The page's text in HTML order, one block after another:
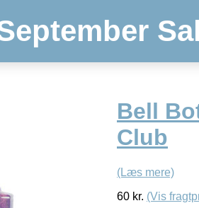
Bell
Club
(Læs mere)
60 kr. (Vis